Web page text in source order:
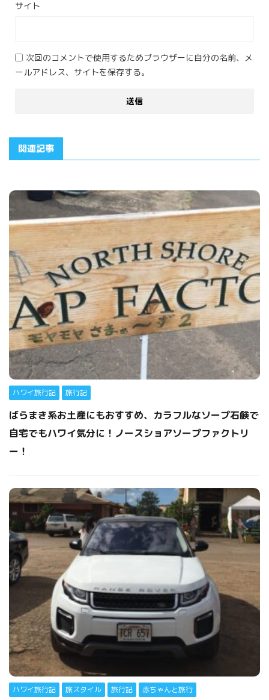
サイト
次回のコメントで使用するためブラウザーに自分の名前、メ
ールアドレス、サイトを保存する。
関連記事
ハワイ旅行記 旅行記
ばらまき系お土産にもおすすめ、カラフルなソープ石鹸で
自宅でもハワイ気分に！ノースショアソープファクトリ
ー！
ハワイ旅行記 旅スタイル 旅行記 赤ちゃんと旅行